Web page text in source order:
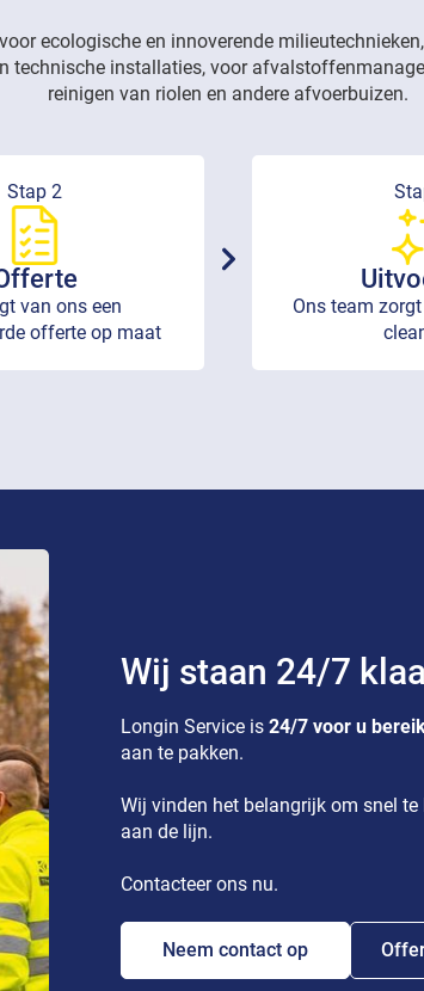
ecologische en innoverende
technische installaties, voor
reinigen van riolen en andere afvoerbuizen.
Stap 2
van ons een
offerte op maat
Ons team
Wij staan 24/7
Longin Service is24/7 voor u
aan te pakken.
Wij vinden het belangrijk om snel
aan de lijn.
Contacteer ons nu.
Neem contact op